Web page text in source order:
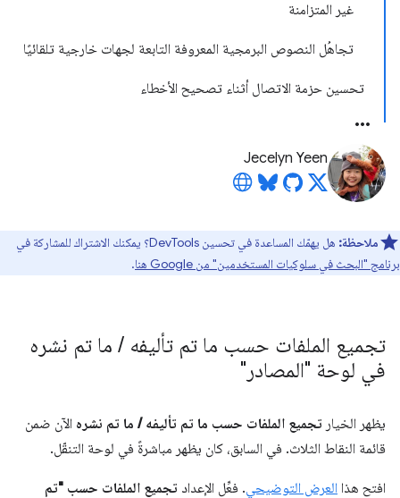
غير المتزامنة
تجاهُل النصوص البرمجية المعروفة التابعة لجهات خارجية تلقائيًا
تحسين حزمة الاتصال أثناء تصحيح الأخطاء
Jecelyn Yeen
ملاحظة: هل يهمّك المساعدة في تحسين DevTools؟ يمكنك الاشتراك للمشاركة في
برنامج "البحث في سلوكيات المستخدمين" من Google هنا
.
تجميع الملفات حسب ما تم تأليفه / ما تم نشره
في لوحة "المصادر"
يظهر الخيار تجميع الملفات حسب ما تم تأليفه / ما تم نشره الآن ضمن
قائمة النقاط الثلاث. في السابق، كان يظهر مباشرةً في لوحة التنقّل.
افتح هذا العرض التوضيحي. فعِّل الإعداد تجميع الملفات حسب "تم